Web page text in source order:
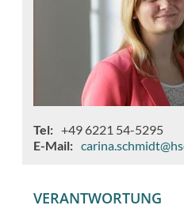
Tel
+49 6221 54-5295
E-Mail
VERANTWORTUNG